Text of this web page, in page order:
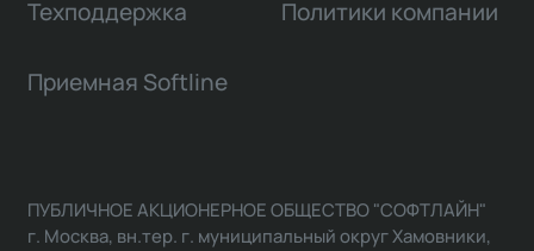
Техподдержка Политики компании
Приемная Softline
ПУБЛИЧНОЕ АКЦИОНЕРНОЕ ОБЩЕСТВО "СОФТЛАЙН"
г. Москва, вн.тер. г. муниципальный округ Хамовники,